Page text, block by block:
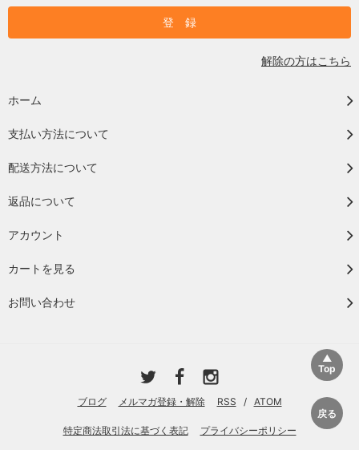
解除の方はこちら
ホーム
支払い方法について
配送方法について
返品について
アカウント
カートを見る
お問い合わせ
ブログ メルマガ登録・解除 RSS / ATOM
特定商法取引法に基づく表記 プライバシーポリシー